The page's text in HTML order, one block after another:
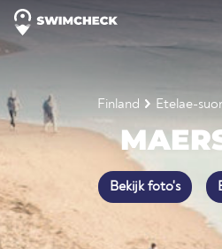
Finland Etelae-
Bekijk foto's